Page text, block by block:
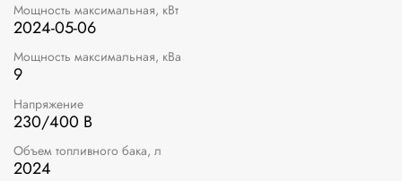
Мощность максимальная, кВт
2024-05-06
Мощность максимальная, кВа
9
Напряжение
230/400 В
Объем топливного бака, л
2024